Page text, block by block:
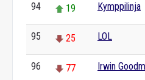
94 19 Kymppilinja
95 25 LOL
96 77 Irwin